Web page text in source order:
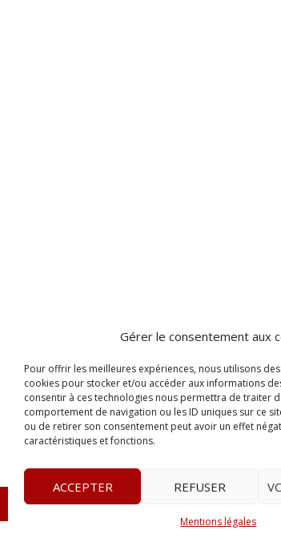
Gérer le consentement aux
Pour offrir les meilleures expériences, nous utilisons
cookies pour stocker et/ou accéder aux informations
consentir à ces technologies nous permettra de traiter
comportement de navigation ou les ID uniques sur ce
ou de retirer son consentement peut avoir un effet
caractéristiques et fonctions.
ACCEPTER REFUSER
Mentions légales
© 2023Le Legis Zone